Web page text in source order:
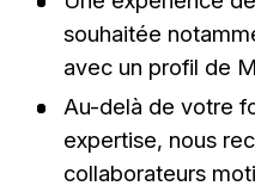
souhaitée
avec un profil de
Au-delà de votre
expertise, nous
collaborateurs